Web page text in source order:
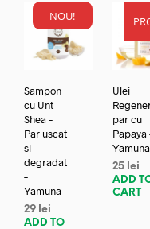
NOU!
Sampon
cu Unt
Shea –
Par uscat
si
degradat
–
Yamuna
29 lei
ADD TO
Ulei
par cu
Papaya
Yamuna
25 lei
ADD
CART